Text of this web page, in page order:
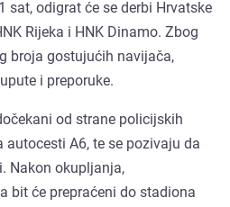
sat, odigrat će se derbi Hrvatske
Rijeka i HNK Dinamo. Zbog
broja gostujućih navijača,
i preporuke.
od strane policijskih
A6, te se pozivaju da
Nakon okupljanja,
bit će prepraćeni do stadiona